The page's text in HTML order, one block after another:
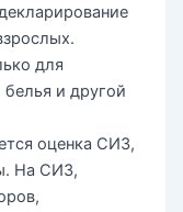
для
белья и другой
оценка СИЗ,
На СИЗ,